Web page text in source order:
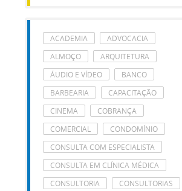
ACADEMIA
ADVOCACIA
ALMOÇO
ARQUITETURA
ÁUDIO E VÍDEO
BANCO
BARBEARIA
CAPACITAÇÃO
CINEMA
COBRANÇA
COMERCIAL
CONDOMÍNIO
CONSULTA COM ESPECIALISTA
CONSULTA EM CLÍNICA MÉDICA
CONSULTORIA
CONSULTORIAS